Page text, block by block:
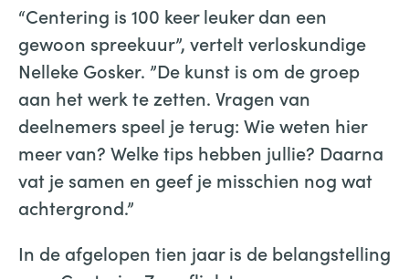
“Centering is 100 keer leuker dan een
gewoon spreekuur”, vertelt verloskundige
Nelleke Gosker. ”De kunst is om de groep
aan het werk te zetten. Vragen van
deelnemers speel je terug: Wie weten hier
meer van? Welke tips hebben jullie? Daarna
vat je samen en geef je misschien nog wat
achtergrond.”
In de afgelopen tien jaar is de belangstelling